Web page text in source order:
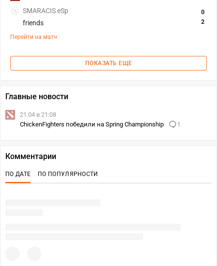
SMARACIS eSp
friends
0
2
Перейти на матч
ПОКАЗАТЬ ЕЩЕ
Главные новости
21.04 в 21:08
ChickenFighters победили на Spring Championship
1
Комментарии
ПО ДАТЕ ПО ПОПУЛЯРНОСТИ